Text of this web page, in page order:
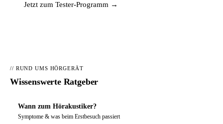
Jetzt zum Tester-Programm →
// RUND UMS HÖRGERÄT
Wissenswerte Ratgeber
Wann zum Hörakustiker?
Symptome & was beim Erstbesuch passiert